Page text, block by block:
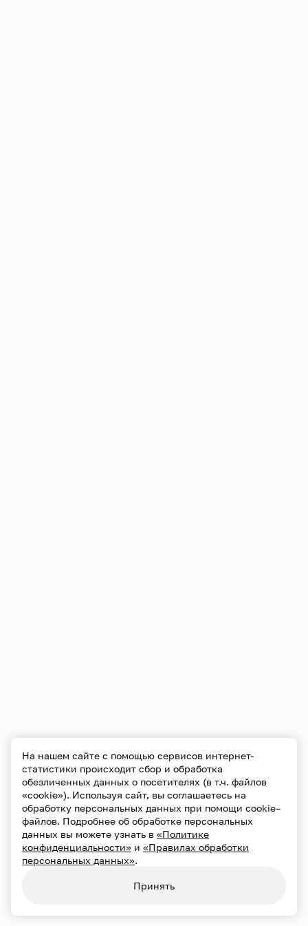
На нашем сайте с помощью сервисов интернет-
статистики происходит сбор и обработка
обезличенных данных о посетителях (в т.ч. файлов
«cookie»). Используя сайт, вы соглашаетесь на
обработку персональных данных при помощи cookie–
файлов. Подробнее об обработке персональных
данных вы можете узнать в «Политике
конфиденциальности» и «Правилах обработки
персональных данных».
Принять